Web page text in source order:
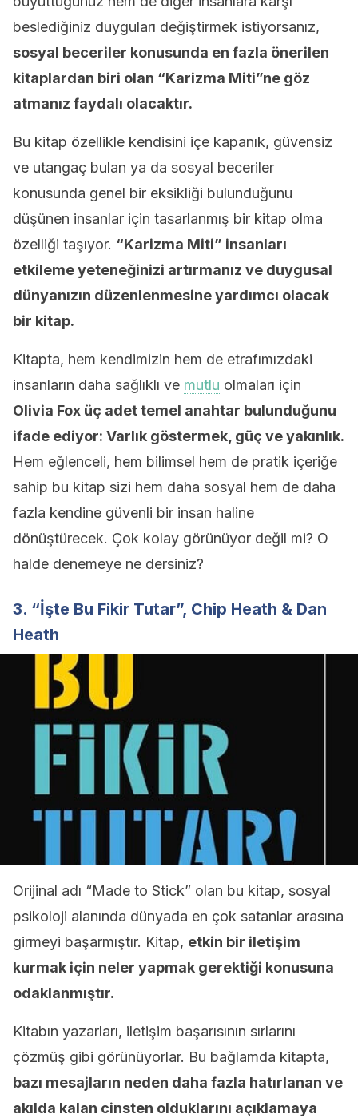
beslediğiniz duyguları değiştirmek istiyorsanız,
sosyal beceriler konusunda en fazla önerilen
kitaplardan biri olan “Karizma Miti”ne göz
atmanız faydalı olacaktır.
Bu kitap özellikle kendisini içe kapanık, güvensiz
ve utangaç bulan ya da sosyal beceriler
konusunda genel bir eksikliği bulunduğunu
düşünen insanlar için tasarlanmış bir kitap olma
özelliği taşıyor. “Karizma Miti” insanları
etkileme yeteneğinizi artırmanız ve duygusal
dünyanızın düzenlenmesine yardımcı olacak
bir kitap.
Kitapta, hem kendimizin hem de etrafımızdaki
insanların daha sağlıklı ve mutlu olmaları için
Olivia Fox üç adet temel anahtar bulunduğunu
ifade ediyor: Varlık göstermek, güç ve yakınlık.
Hem eğlenceli, hem bilimsel hem de pratik içeriğe
sahip bu kitap sizi hem daha sosyal hem de daha
fazla kendine güvenli bir insan haline
dönüştürecek. Çok kolay görünüyor değil mi? O
halde denemeye ne dersiniz?
3. “İşte Bu Fikir Tutar”, Chip Heath & Dan
Heath
Orijinal adı “Made to Stick” olan bu kitap, sosyal
psikoloji alanında dünyada en çok satanlar arasına
girmeyi başarmıştır. Kitap, etkin bir iletişim
kurmak için neler yapmak gerektiği konusuna
odaklanmıştır.
Kitabın yazarları, iletişim başarısının sırlarını
çözmüş gibi görünüyorlar. Bu bağlamda kitapta,
bazı mesajların neden daha fazla hatırlanan ve
akılda kalan cinsten olduklarını açıklamaya